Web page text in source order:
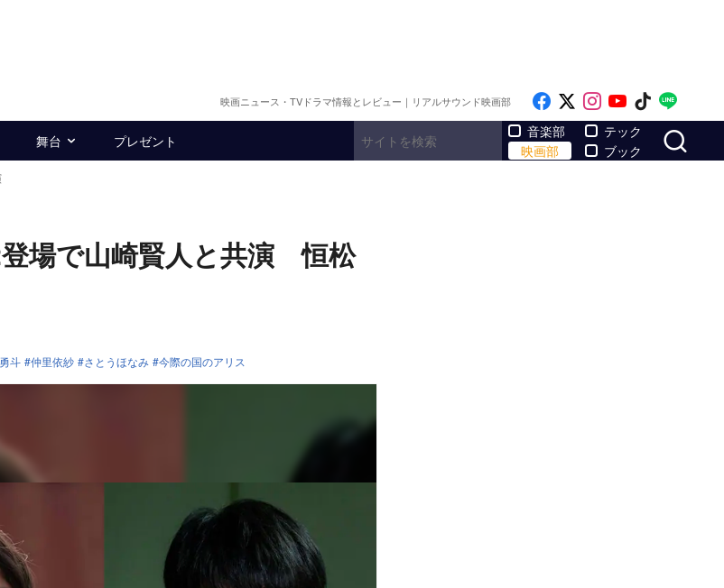
映画ニュース・TVドラマ情報とレビュー｜リアルサウンド映画部 Like on Facebook
Follow on x
Follow on
Follow on
Follow
舞台 プレゼント
音楽部
映画部
テック
ブック
場で山崎賢人と共演 恒松
斗 仲里依紗 さとうほなみ 今際の国のアリス